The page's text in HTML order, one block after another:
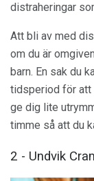
distraheringar
Att bli av med
om du är
barn. En sak du
tidsperiod för att
ge dig lite
timme så att du
2 - Undvik